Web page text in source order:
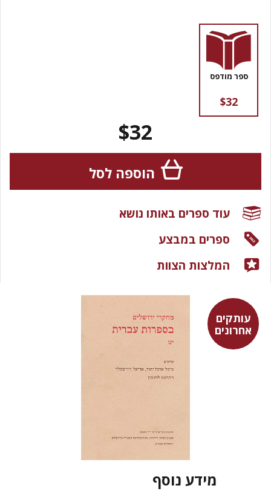
עותקים
אחרונים
מידע נוסף
ספר מודפס
$32
$32
הוספה לסל
עוד ספרים באותו נושא
ספרים במבצע
המלצות הצוות